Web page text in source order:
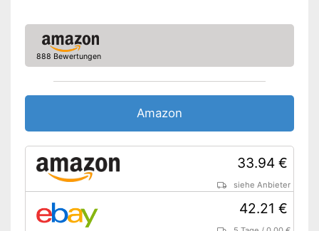
888 Bewertungen
Amazon
33.94 €
siehe Anbieter
42.21 €